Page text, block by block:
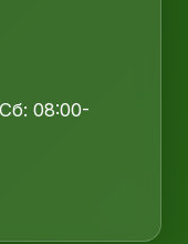
08:00-